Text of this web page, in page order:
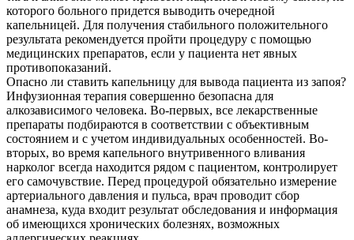
которого больного придется выводить очередной
капельницей. Для получения стабильного положительного
результата рекомендуется пройти процедуру с помощью
медицинских препаратов, если у пациента нет явных
противопоказаний.
Опасно ли ставить капельницу для вывода пациента из запоя?
Инфузионная терапия совершенно безопасна для
алкозависимого человека. Во-первых, все лекарственные
препараты подбираются в соответствии с объективным
состоянием и с учетом индивидуальных особенностей. Во-
вторых, во время капельного внутривенного вливания
нарколог всегда находится рядом с пациентом, контролирует
его самочувствие. Перед процедурой обязательно измерение
артериального давления и пульса, врач проводит сбор
анамнеза, куда входит результат обследования и информация
об имеющихся хронических болезнях, возможных